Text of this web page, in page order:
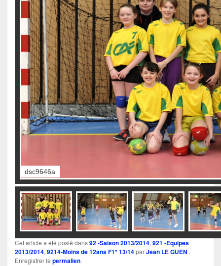
Cet article a été posté dans92 -Saison 2013/2014, 921 -Equipes
2013/2014, 9214-Moins de 12ans F1* 13/14parJean LE GUEN .
Enregistrer le permalien.